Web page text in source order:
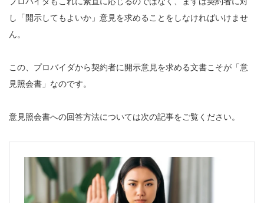
し「開示してもよいか」意見を求めることをしなければいけませ
ん。
この、プロバイダから契約者に開示意見を求める文書こそが「意
見照会書」なのです。
意見照会書への回答方法については次の記事をご覧ください。